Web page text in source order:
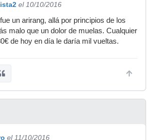
el 10/10/2016
un arirang, allá por principios de los
malo que un dolor de muelas. Cualquier
de hoy en día le daría mil vueltas.
el 11/10/2016